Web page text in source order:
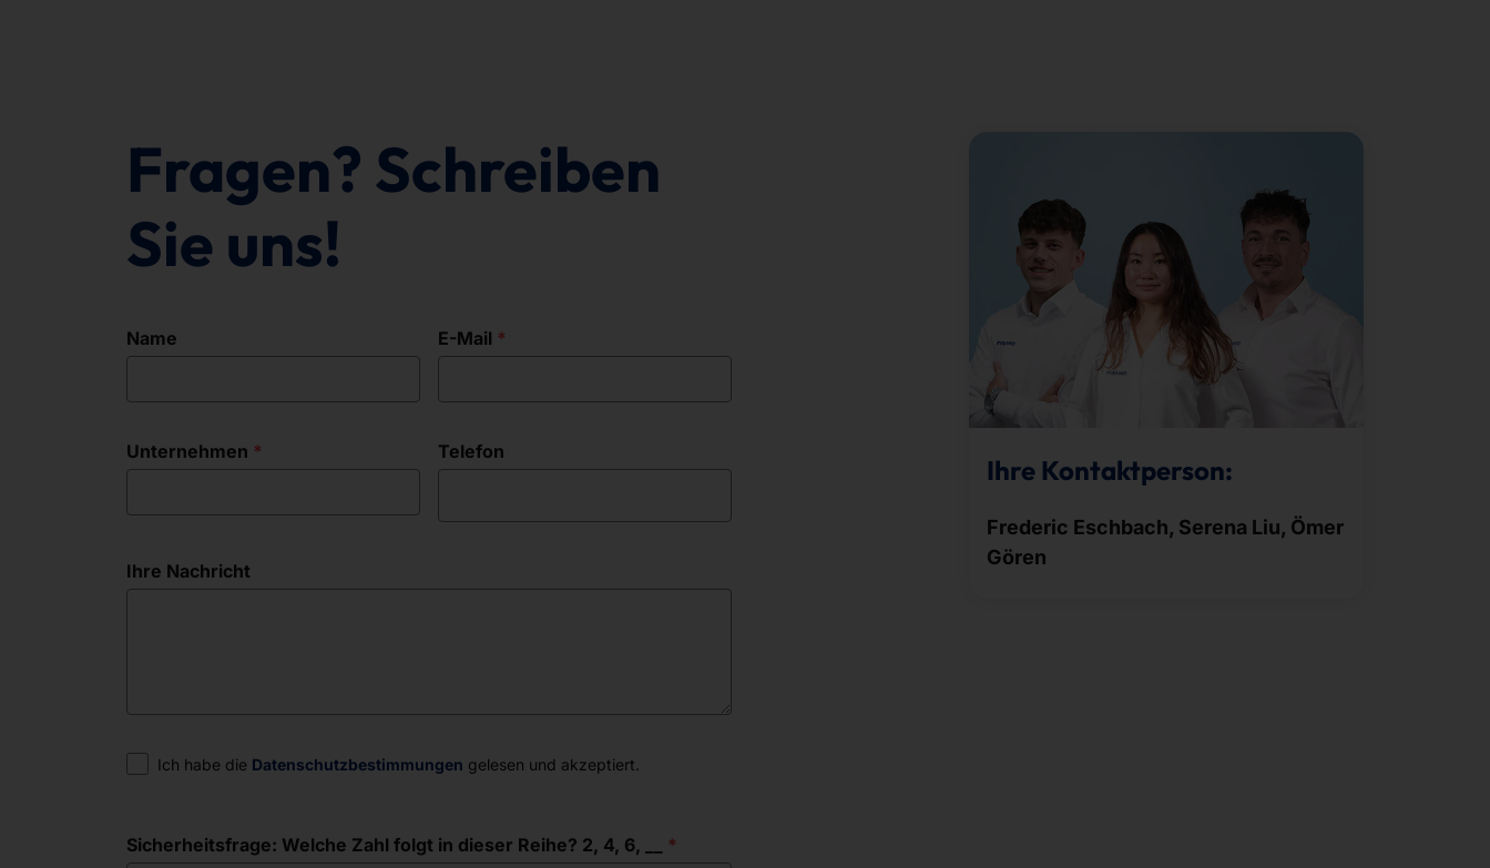
Fragen? Schreiben
Sie uns!
Name E-Mail
Unternehmen Telefon
Ihre Nachricht
Einwilligung
Ich habe die Datenschutzbestimmungen gelesen und akzeptiert.
Sicherheitsfrage: Welche Zahl folgt in dieser Reihe? 2, 4, 6, __
Ihre Kontaktperson:
Frederic Eschbach, Serena Liu, Ömer
Gören